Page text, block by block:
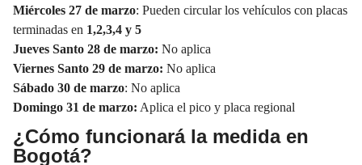
Miércoles 27 de marzo: Pueden circular los vehículos con placas
terminadas en 1,2,3,4 y 5
Jueves Santo 28 de marzo: No aplica
Viernes Santo 29 de marzo: No aplica
Sábado 30 de marzo: No aplica
Domingo 31 de marzo: Aplica el pico y placa regional
¿Cómo funcionará la medida en
Bogotá?